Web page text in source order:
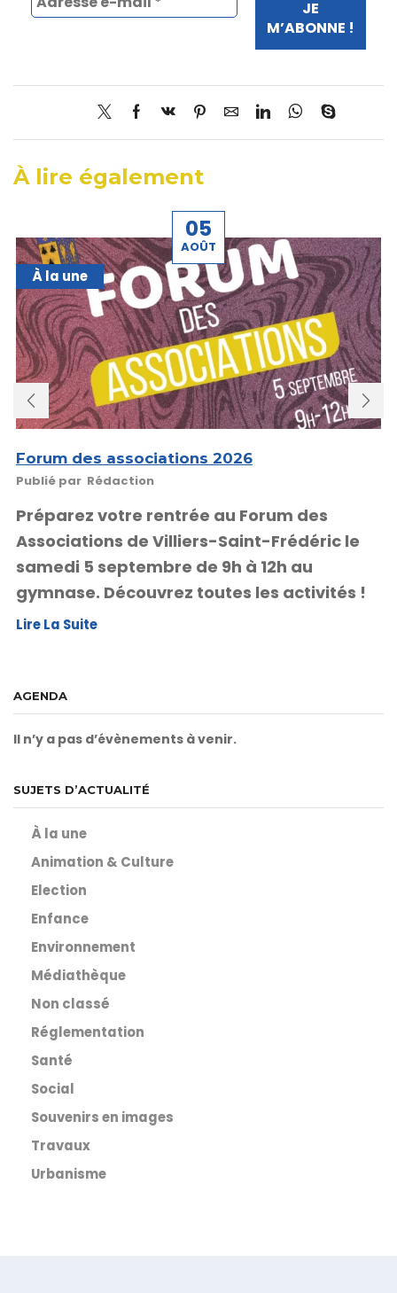
À lire également
05
AOÛT
À la une
Forum des associations 2026
Publié par Rédaction
Préparez votre rentrée au Forum des
Associations de Villiers-Saint-Frédéric le
samedi 5 septembre de 9h à 12h au
gymnase. Découvrez toutes les activités !
Lire La Suite
AGENDA
Il n’y a pas d’évènements à venir.
SUJETS D’ACTUALITÉ
À la une
Animation & Culture
Election
Enfance
Environnement
Médiathèque
Non classé
Réglementation
Santé
Social
Souvenirs en images
Travaux
Urbanisme